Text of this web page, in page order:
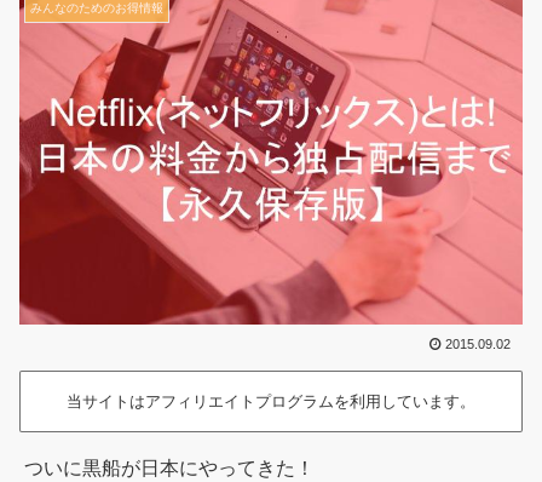
みんなのためのお得情報
2015.09.02
当サイトはアフィリエイトプログラムを利用しています。
ついに黒船が日本にやってきた！